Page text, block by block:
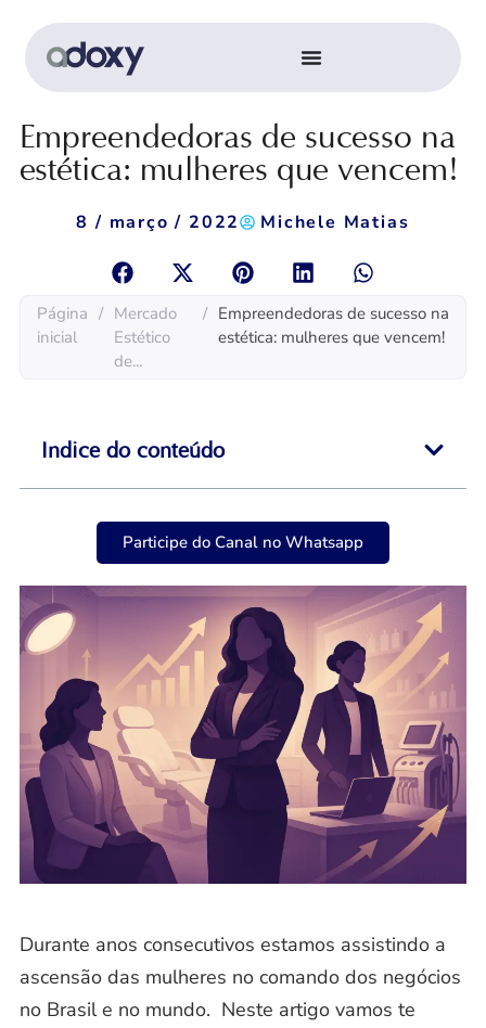
Empreendedoras de sucesso na
estética: mulheres que vencem!
8 / março / 2022 Michele Matias
Página
inicial
/ Mercado
Estético
de...
/ Empreendedoras de sucesso na
estética: mulheres que vencem!
Indice do conteúdo
Participe do Canal no Whatsapp
Durante anos consecutivos estamos assistindo a
ascensão das mulheres no comando dos negócios
no Brasil e no mundo. Neste artigo vamos te